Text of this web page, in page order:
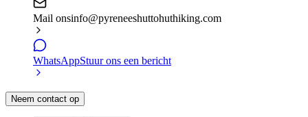
Mail onsinfo@pyreneeshuttohuthiking.com
WhatsAppStuur ons een bericht
Neem contact op